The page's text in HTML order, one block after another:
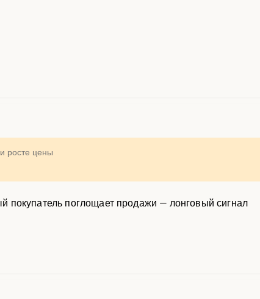
росте цены
покупатель поглощает продажи — лонговый сигнал